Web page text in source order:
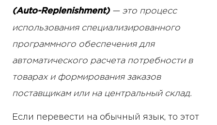
(Auto-Replenishment) — это процесс
использования специализированного
программного обеспечения для
автоматического расчета потребности в
товарах и формирования заказов
поставщикам или на центральный склад.
Если перевести на обычный язык, то этот